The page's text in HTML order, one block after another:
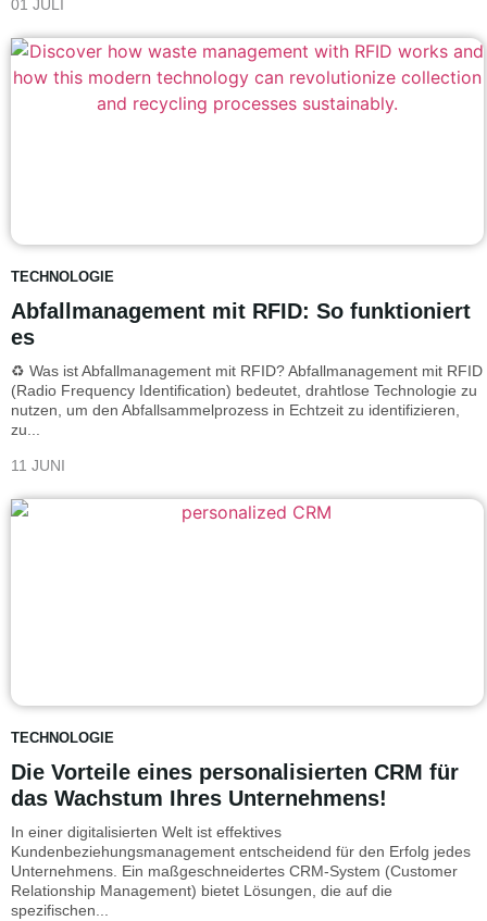
01 JULI
TECHNOLOGIE
Abfallmanagement mit RFID: So funktioniert
es
♻️ Was ist Abfallmanagement mit RFID? Abfallmanagement mit RFID
(Radio Frequency Identification) bedeutet, drahtlose Technologie zu
nutzen, um den Abfallsammelprozess in Echtzeit zu identifizieren,
zu...
11 JUNI
TECHNOLOGIE
Die Vorteile eines personalisierten CRM für
das Wachstum Ihres Unternehmens!
In einer digitalisierten Welt ist effektives
Kundenbeziehungsmanagement entscheidend für den Erfolg jedes
Unternehmens. Ein maßgeschneidertes CRM-System (Customer
Relationship Management) bietet Lösungen, die auf die
spezifischen...